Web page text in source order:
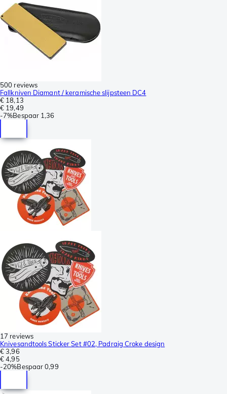
500 reviews
Fallkniven Diamant / keramische slijpsteen DC4
€ 18,13
€ 19,49
-7%Bespaar 1,36
17 reviews
Knivesandtools Sticker Set #02, Padraig Croke design
€ 3,96
€ 4,95
-20%Bespaar 0,99